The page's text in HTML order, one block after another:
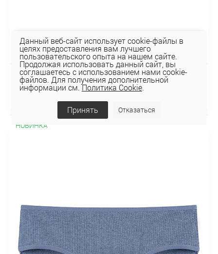
Трусы 3132PD3
10,94 руб
НОВИНКА
Данный веб-сайт использует cookie-файлы в
целях предоставления вам лучшего
пользовательского опыта на нашем сайте.
Продолжая использовать данный сайт, вы
соглашаетесь с использованием нами cookie-
файлов. Для получения дополнительной
информации см.Политика Cookie.
Принять Отказаться